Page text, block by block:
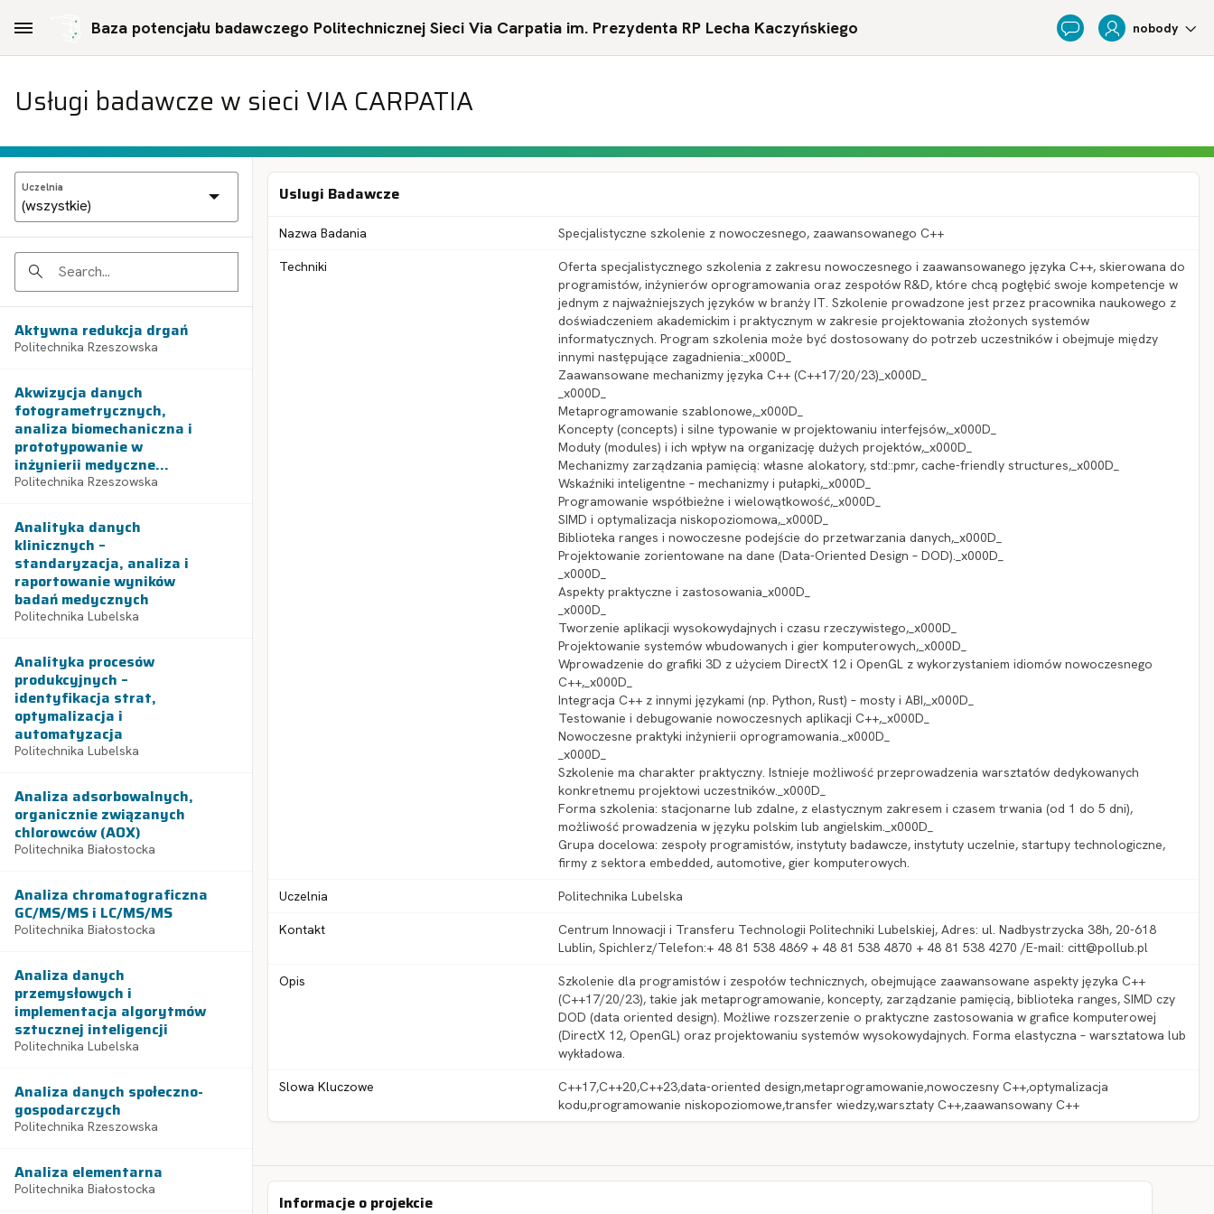
Baza potencjału badawczego Politechnicznej Sieci Via Carpatia im. Prezydenta RP Lecha Kaczyńskiego Feedback nobody
Usługi badawcze w sieci VIA CARPATIA
Uczelnia
Search
Aktywna redukcja drgań
Politechnika Rzeszowska
Akwizycja danych
fotogrametrycznych,
analiza biomechaniczna i
prototypowanie w
inżynierii medyczne...
Politechnika Rzeszowska
Analityka danych
klinicznych –
standaryzacja, analiza i
raportowanie wyników
badań medycznych
Politechnika Lubelska
Analityka procesów
produkcyjnych –
identyfikacja strat,
optymalizacja i
automatyzacja
Politechnika Lubelska
Analiza adsorbowalnych,
organicznie związanych
chlorowców (AOX)
Politechnika Białostocka
Analiza chromatograficzna
GC/MS/MS i LC/MS/MS
Politechnika Białostocka
Analiza danych
przemysłowych i
implementacja algorytmów
sztucznej inteligencji
Politechnika Lubelska
Analiza danych społeczno-
gospodarczych
Politechnika Rzeszowska
Analiza elementarna
Politechnika Białostocka
Uslugi Badawcze
Nazwa Badania Specjalistyczne szkolenie z nowoczesnego, zaawansowanego C++
Techniki
Oferta specjalistycznego szkolenia z zakresu nowoczesnego i zaawansowanego języka C++, skierowana do
programistów, inżynierów oprogramowania oraz zespołów R&D, które chcą pogłębić swoje kompetencje w
jednym z najważniejszych języków w branży IT. Szkolenie prowadzone jest przez pracownika naukowego z
doświadczeniem akademickim i praktycznym w zakresie projektowania złożonych systemów
informatycznych. Program szkolenia może być dostosowany do potrzeb uczestników i obejmuje między
innymi następujące zagadnienia:_x000D_
Zaawansowane mechanizmy języka C++ (C++17/20/23)_x000D_
_x000D_
Metaprogramowanie szablonowe,_x000D_
Koncepty (concepts) i silne typowanie w projektowaniu interfejsów,_x000D_
Moduły (modules) i ich wpływ na organizację dużych projektów,_x000D_
Mechanizmy zarządzania pamięcią: własne alokatory, std::pmr, cache-friendly structures,_x000D_
Wskaźniki inteligentne – mechanizmy i pułapki,_x000D_
Programowanie współbieżne i wielowątkowość,_x000D_
SIMD i optymalizacja niskopoziomowa,_x000D_
Biblioteka ranges i nowoczesne podejście do przetwarzania danych,_x000D_
Projektowanie zorientowane na dane (Data-Oriented Design – DOD)._x000D_
_x000D_
Aspekty praktyczne i zastosowania_x000D_
_x000D_
Tworzenie aplikacji wysokowydajnych i czasu rzeczywistego,_x000D_
Projektowanie systemów wbudowanych i gier komputerowych,_x000D_
Wprowadzenie do grafiki 3D z użyciem DirectX 12 i OpenGL z wykorzystaniem idiomów nowoczesnego
C++,_x000D_
Integracja C++ z innymi językami (np. Python, Rust) – mosty i ABI,_x000D_
Testowanie i debugowanie nowoczesnych aplikacji C++,_x000D_
Nowoczesne praktyki inżynierii oprogramowania._x000D_
_x000D_
Szkolenie ma charakter praktyczny. Istnieje możliwość przeprowadzenia warsztatów dedykowanych
konkretnemu projektowi uczestników._x000D_
Forma szkolenia: stacjonarne lub zdalne, z elastycznym zakresem i czasem trwania (od 1 do 5 dni),
możliwość prowadzenia w języku polskim lub angielskim._x000D_
Grupa docelowa: zespoły programistów, instytuty badawcze, instytuty uczelnie, startupy technologiczne,
firmy z sektora embedded, automotive, gier komputerowych.
Uczelnia Politechnika Lubelska
Kontakt
Centrum Innowacji i Transferu Technologii Politechniki Lubelskiej, Adres: ul. Nadbystrzycka 38h, 20-618
Lublin, Spichlerz/Telefon:+ 48 81 538 4869 + 48 81 538 4870 + 48 81 538 4270 /E-mail: citt@pollub.pl
Opis
Szkolenie dla programistów i zespołów technicznych, obejmujące zaawansowane aspekty języka C++
(C++17/20/23), takie jak metaprogramowanie, koncepty, zarządzanie pamięcią, biblioteka ranges, SIMD czy
DOD (data oriented design). Możliwe rozszerzenie o praktyczne zastosowania w grafice komputerowej
(DirectX 12, OpenGL) oraz projektowaniu systemów wysokowydajnych. Forma elastyczna – warsztatowa lub
wykładowa.
Slowa Kluczowe
C++17,C++20,C++23,data-oriented design,metaprogramowanie,nowoczesny C++,optymalizacja
kodu,programowanie niskopoziomowe,transfer wiedzy,warsztaty C++,zaawansowany C++
Informacje o projekcie